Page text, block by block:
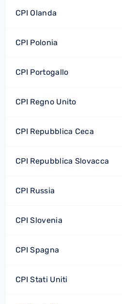
CPI Olanda
CPI Polonia
CPI Portogallo
CPI Regno Unito
CPI Repubblica Ceca
CPI Repubblica Slovacca
CPI Russia
CPI Slovenia
CPI Spagna
CPI Stati Uniti